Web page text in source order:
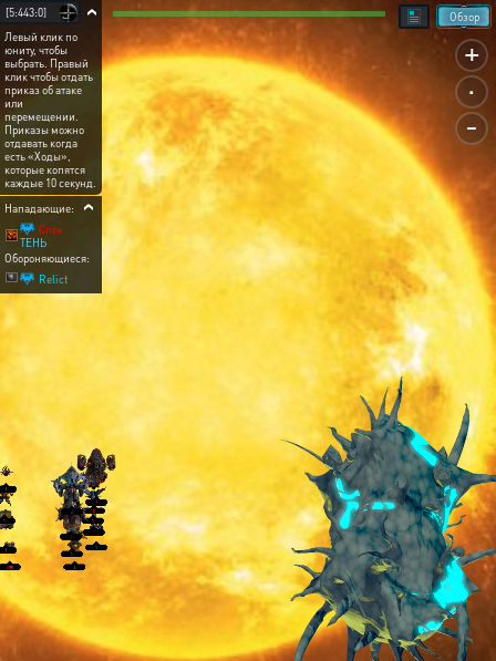
+
.
-
Обзор
[5:443:0]
Левый клик по
юниту, чтобы
выбрать. Правый
клик чтобы отдать
приказ об атаке
или
перемещении.
Приказы можно
отдавать когда
есть «Ходы»,
которые копятся
каждые 10 секунд.
Нападающие:
Спок
ТЕНЬ
Обороняющиеся:
Relict